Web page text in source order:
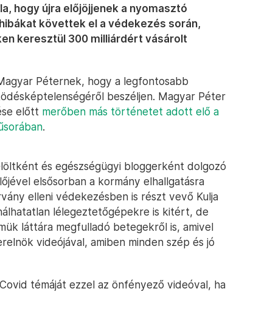
hogy újra előjöjjenek a nyomasztó
követtek el a védekezés során,
keresztül 300 milliárdért vásárolt
Péternek, hogy a legfontosabb
beszéljen. Magyar Péter
előtt merőben más történetet adott elő a
.
és egészségügyi bloggerként dolgozó
elsősorban a kormány elhallgatásra
elleni védekezésben is részt vevő Kulja
lélegeztetőgépekre is kitért, de
láttára megfulladó betegekről is, amivel
videójával, amiben minden szép és jó
témáját ezzel az önfényező videóval, ha